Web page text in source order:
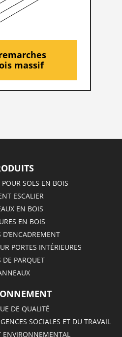
massif
POUR SOLS EN BOIS
ESCALIER
EN BOIS
EN BOIS
PORTES INTÉRIEURES
DE PARQUET
DE QUALITÉ
SOCIALES ET DU TRAVAIL
ENVIRONNEMENTAL